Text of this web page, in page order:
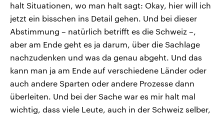
halt Situationen, wo man halt sagt: Okay, hier will ich
jetzt ein bisschen ins Detail gehen. Und bei dieser
Abstimmung – natürlich betrifft es die Schweiz –,
aber am Ende geht es ja darum, über die Sachlage
nachzudenken und was da genau abgeht. Und das
kann man ja am Ende auf verschiedene Länder oder
auch andere Sparten oder andere Prozesse dann
überleiten. Und bei der Sache war es mir halt mal
wichtig, dass viele Leute, auch in der Schweiz selber,